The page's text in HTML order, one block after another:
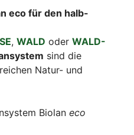
eco für den halb-
, WALD oder WALD-
sind die
Natur- und
Biolan eco